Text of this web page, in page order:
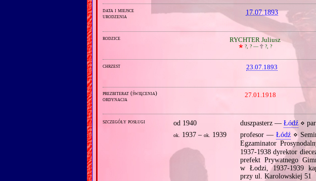
data i miejsce
urodzenia
17.07.1893
rodzice RYCHTER Juliusz
🞲 ?, ? — 🕆?, ?
chrzest 23.07.1893
prezbiterat (święcenia)
ordynacja
27.01.1918
szczegóły posługi od 1940 duszpasterz — Łódź⋄
ok. 1937 –ok. 1939 profesor — Łódź⋄
Egzaminator
1937‐1938 dyrektor
prefekt Prywatnego
w Łodzi, 1937‐1939
przy ul. Karolowskiej 51